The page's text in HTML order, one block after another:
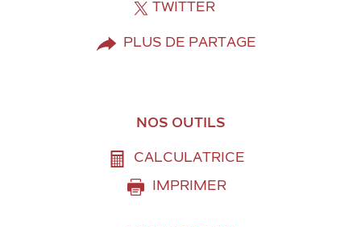
TWITTER
PLUS DE PARTAGE
NOS OUTILS
CALCULATRICE
IMPRIMER